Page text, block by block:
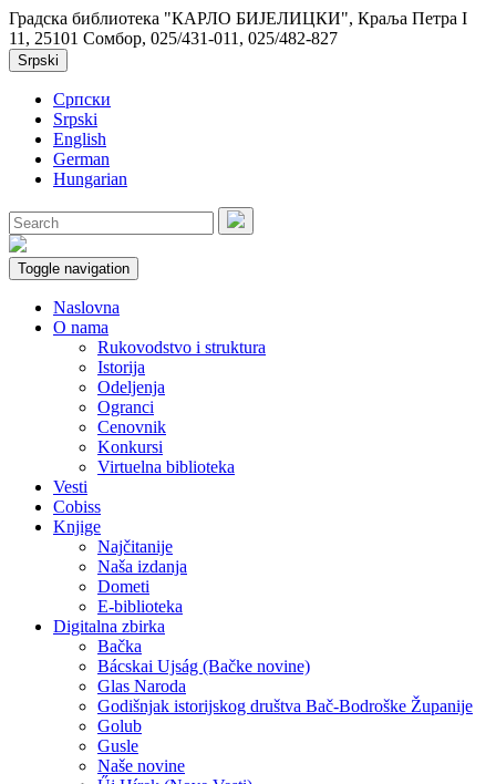
Градска библиотека "КАРЛО БИЈЕЛИЦКИ", Краља Петра I
11, 25101 Сомбор, 025/431-011, 025/482-827
Srpski
Српски
Srpski
English
German
Hungarian
Toggle navigation
Naslovna
O nama
Rukovodstvo i struktura
Istorija
Odeljenja
Ogranci
Cenovnik
Konkursi
Virtuelna biblioteka
Vesti
Cobiss
Knjige
Najčitanije
Naša izdanja
Dometi
E-biblioteka
Digitalna zbirka
Bačka
Bácskai Ujság (Bačke novine)
Glas Naroda
Godišnjak istorijskog društva Bač-Bodroške Županije
Golub
Gusle
Naše novine